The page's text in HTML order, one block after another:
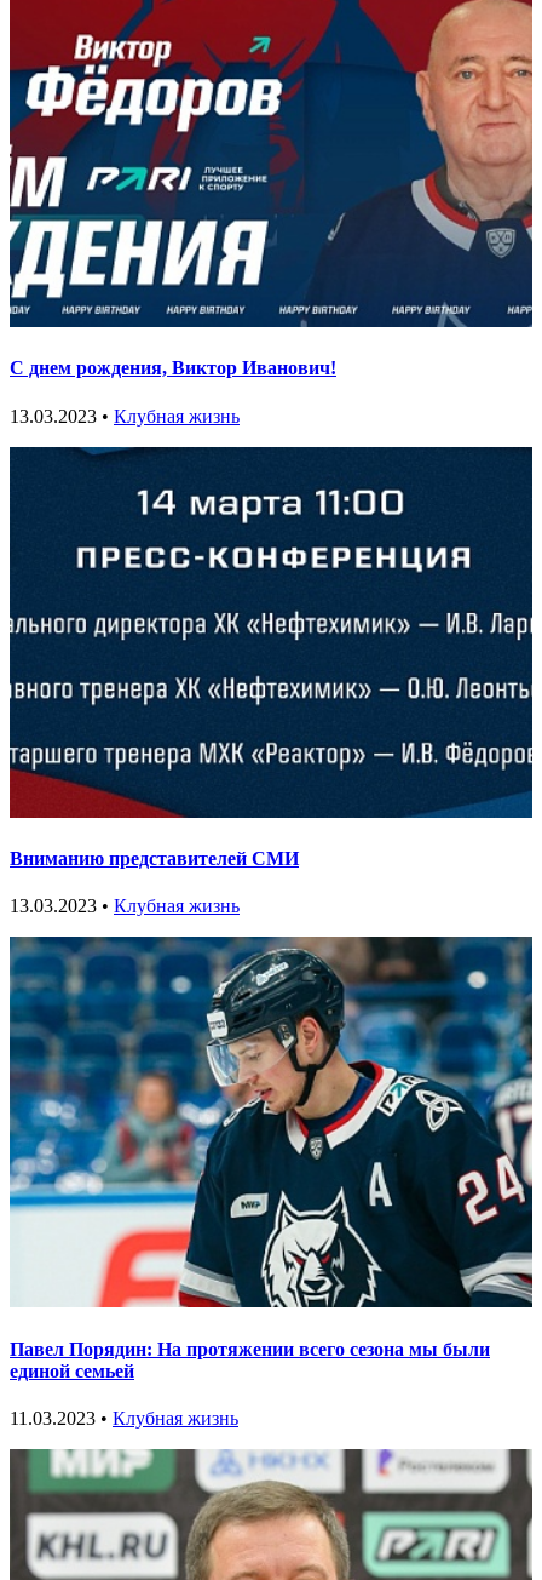
С днем рождения, Виктор Иванович!
13.03.2023 • Клубная жизнь
Вниманию представителей СМИ
13.03.2023 • Клубная жизнь
Павел Порядин: На протяжении всего сезона мы были
единой семьей
11.03.2023 • Клубная жизнь